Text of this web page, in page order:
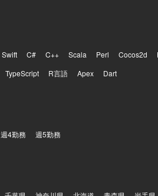
Swift C# C++ Scala Perl Cocos2d
TypeScript R言語 Apex Dart
週4勤務 週5勤務